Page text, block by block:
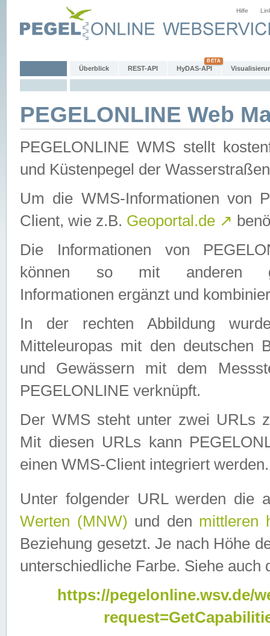
Hilfe
Überblick REST-API HyDAS-API
PEGELONLINE Web
PEGELONLINE WMS stellt
und Küstenpegel der
Um die WMS-Informationen von
Client, wie z.B. Geoportal.de ↗
Die Informationen von
können so mit anderen
Informationen ergänzt und
In der rechten Abbildung
Mitteleuropas mit den deutschen
und Gewässern mit dem
PEGELONLINE verknüpft.
Der WMS steht unter zwei URLs
Mit diesen URLs kann
einen WMS-Client integriert werden.
Unter folgender URL werden die
Werten (MNW) und den mittleren
Beziehung gesetzt. Je nach Höhe
unterschiedliche Farbe. Siehe auch
https://pegelonline.wsv.de/